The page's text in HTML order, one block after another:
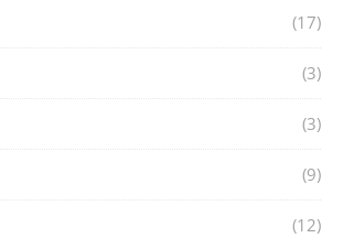
(17)
(3)
(3)
(9)
(12)